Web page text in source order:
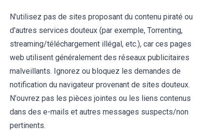
N'utilisez pas de sites proposant du contenu piraté ou
d'autres services douteux (par exemple, Torrenting,
streaming/téléchargement illégal, etc.), car ces pages
web utilisent généralement des réseaux publicitaires
malveillants. Ignorez ou bloquez les demandes de
notification du navigateur provenant de sites douteux.
N'ouvrez pas les pièces jointes ou les liens contenus
dans des e-mails et autres messages suspects/non
pertinents.